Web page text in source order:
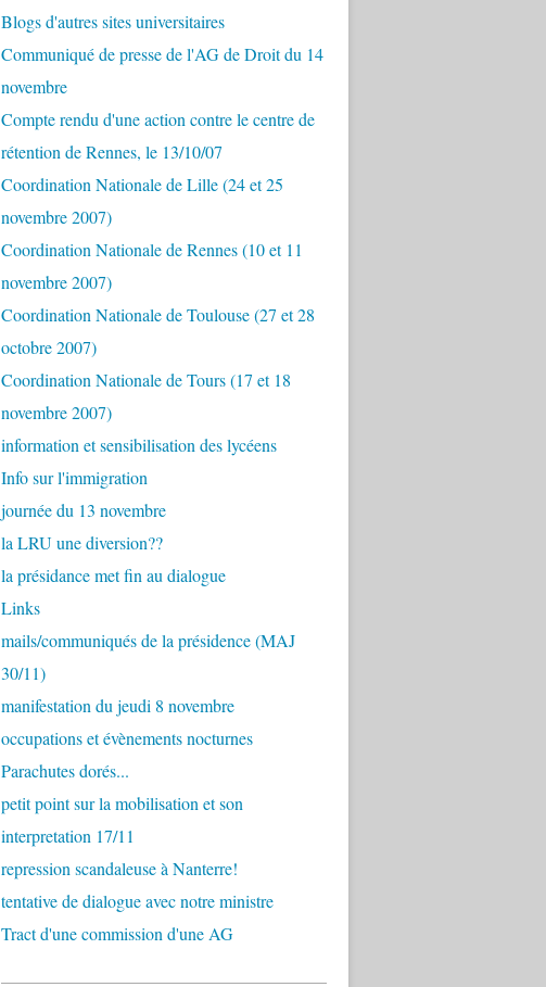
Blogs d'autres sites universitaires
Communiqué de presse de l'AG de Droit du 14
novembre
Compte rendu d'une action contre le centre de
rétention de Rennes, le 13/10/07
Coordination Nationale de Lille (24 et 25
novembre 2007)
Coordination Nationale de Rennes (10 et 11
novembre 2007)
Coordination Nationale de Toulouse (27 et 28
octobre 2007)
Coordination Nationale de Tours (17 et 18
novembre 2007)
information et sensibilisation des lycéens
Info sur l'immigration
journée du 13 novembre
la LRU une diversion??
la présidance met fin au dialogue
Links
mails/communiqués de la présidence (MAJ
30/11)
manifestation du jeudi 8 novembre
occupations et évènements nocturnes
Parachutes dorés...
petit point sur la mobilisation et son
interpretation 17/11
repression scandaleuse à Nanterre!
tentative de dialogue avec notre ministre
Tract d'une commission d'une AG